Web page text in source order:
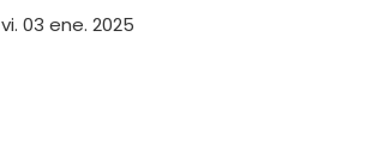
vi. 03 ene. 2025